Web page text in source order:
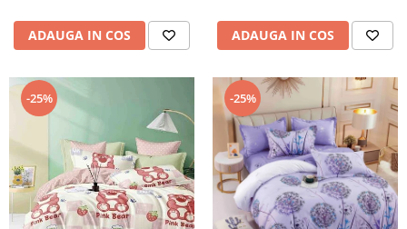
ADAUGA IN COS ADAUGA IN COS
-25% -25%